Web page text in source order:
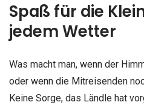
Spaß für die
jedem Wetter
Was macht man, wenn der
oder wenn die Mitreisenden
Keine Sorge, das Ländle hat